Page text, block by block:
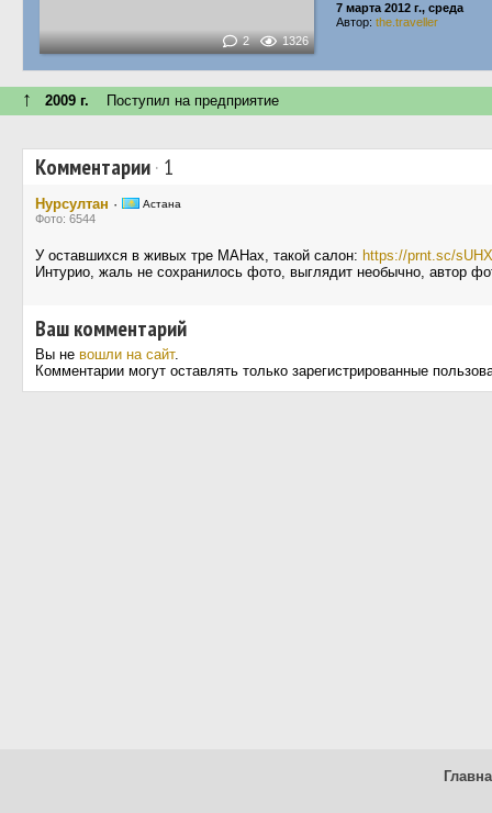
2 1326
7 марта 2012 г., среда
Автор: the.traveller
↑ 2009 г. Поступил на предприятие
Комментарии· 1
Нурсултан · Астана
Фото: 6544
У оставшихся в живых тре МАНах, такой салон: https://prnt.sc/
Интурио, жаль не сохранилось фото, выглядит необычно, автор
Ваш комментарий
Вы не вошли на сайт.
Комментарии могут оставлять только зарегистрированные